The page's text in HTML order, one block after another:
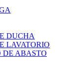
DUCHA
LAVATORIO
DE ABASTO